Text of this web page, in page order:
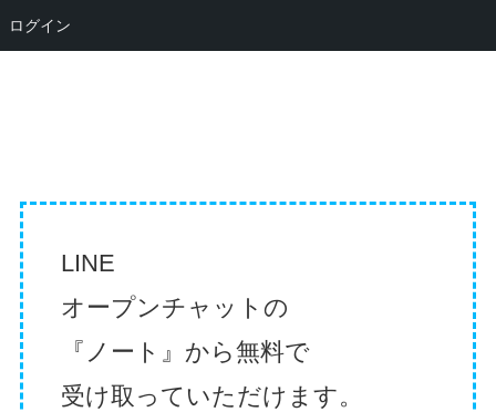
ログイン
LINE
オープンチャットの
『ノート』から無料で
受け取っていただけます。